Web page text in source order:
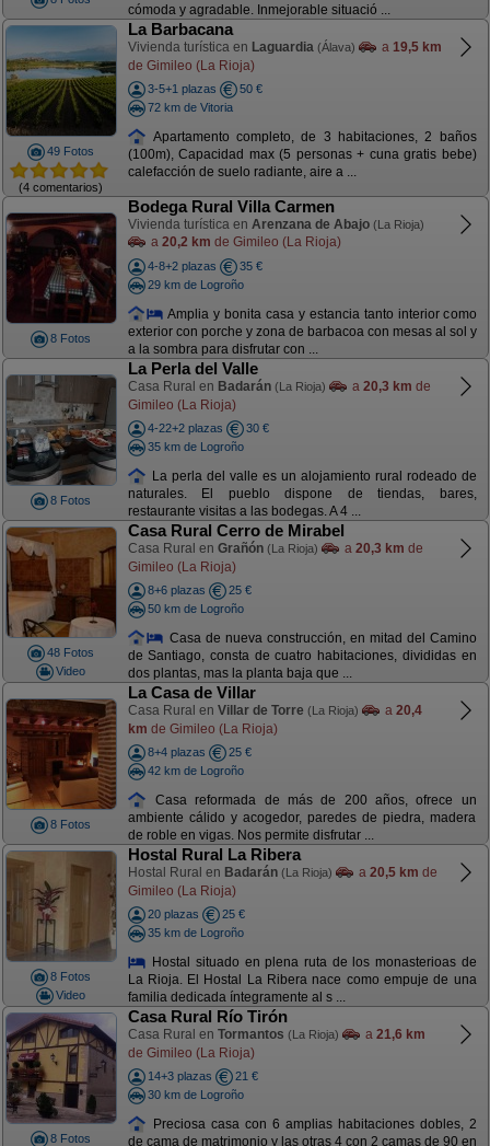
cómoda y agradable. Inmejorable situació ...
49 Fotos
(4 comentarios)
La Barbacana
Vivienda turística en Laguardia (Álava) a 19,5 km
de Gimileo (La Rioja)
3-5+1 plazas
50 €
72 km de Vitoria
Apartamento completo, de 3 habitaciones, 2 baños
(100m), Capacidad max (5 personas + cuna gratis bebe)
calefacción de suelo radiante, aire a ...
8 Fotos
Bodega Rural Villa Carmen
Vivienda turística en Arenzana de Abajo (La Rioja)
a 20,2 km de Gimileo (La Rioja)
4-8+2 plazas
35 €
29 km de Logroño
Amplia y bonita casa y estancia tanto interior como
exterior con porche y zona de barbacoa con mesas al sol y
a la sombra para disfrutar con ...
8 Fotos
La Perla del Valle
Casa Rural en Badarán (La Rioja) a 20,3 km de
Gimileo (La Rioja)
4-22+2 plazas
30 €
35 km de Logroño
La perla del valle es un alojamiento rural rodeado de
naturales. El pueblo dispone de tiendas, bares,
restaurante visitas a las bodegas. A 4 ...
48 Fotos
Video
Casa Rural Cerro de Mirabel
Casa Rural en Grañón (La Rioja) a 20,3 km de
Gimileo (La Rioja)
8+6 plazas
25 €
50 km de Logroño
Casa de nueva construcción, en mitad del Camino
de Santiago, consta de cuatro habitaciones, divididas en
dos plantas, mas la planta baja que ...
8 Fotos
La Casa de Villar
Casa Rural en Villar de Torre (La Rioja) a 20,4
km de Gimileo (La Rioja)
8+4 plazas
25 €
42 km de Logroño
Casa reformada de más de 200 años, ofrece un
ambiente cálido y acogedor, paredes de piedra, madera
de roble en vigas. Nos permite disfrutar ...
8 Fotos
Video
Hostal Rural La Ribera
Hostal Rural en Badarán (La Rioja) a 20,5 km de
Gimileo (La Rioja)
20 plazas
25 €
35 km de Logroño
Hostal situado en plena ruta de los monasterioas de
La Rioja. El Hostal La Ribera nace como empuje de una
familia dedicada íntegramente al s ...
8 Fotos
Casa Rural Río Tirón
Casa Rural en Tormantos (La Rioja) a 21,6 km
de Gimileo (La Rioja)
14+3 plazas
21 €
30 km de Logroño
Preciosa casa con 6 amplias habitaciones dobles, 2
de cama de matrimonio y las otras 4 con 2 camas de 90 en